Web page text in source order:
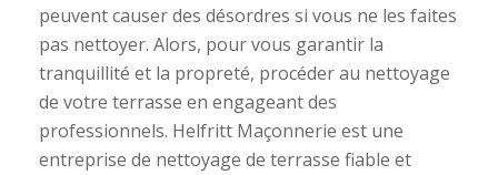
peuvent causer des désordres si vous ne les faites
pas nettoyer. Alors, pour vous garantir la
tranquillité et la propreté, procéder au nettoyage
de votre terrasse en engageant des
professionnels. Helfritt Maçonnerie est une
entreprise de nettoyage de terrasse fiable et